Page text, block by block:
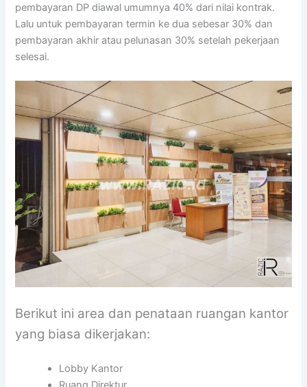
pembayaran DP diawal umumnya 40% dari nilai kontrak.
Lalu untuk pembayaran termin ke dua sebesar 30% dan
pembayaran akhir atau pelunasan 30% setelah pekerjaan
selesai.
Berikut ini area dan penataan ruangan kantor
yang biasa dikerjakan:
Lobby Kantor